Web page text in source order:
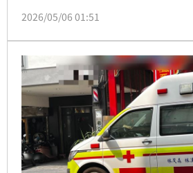
你」；事後女方報警提告，陳男一
已知錯。但二審法官，未採信辯詞
判，全案定讞。
2026/05/06 01:51